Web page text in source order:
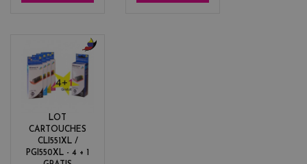
LOT
CARTOUCHES
CLI551XL /
PGI550XL - 4 + 1
b
c
+